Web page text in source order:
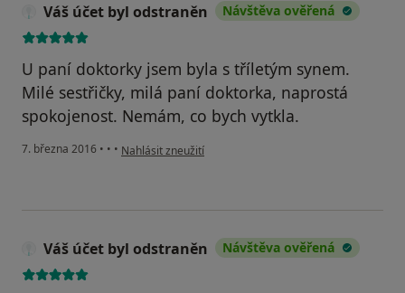
Váš účet byl odstraněn Návštěva ověřená
U paní doktorky jsem byla s tříletým synem.
Milé sestřičky, milá paní doktorka, naprostá
spokojenost. Nemám, co bych vytkla.
7. března 2016 • • • podle názoru uživatele Váš účet byl odstraněn
Nahlásit zneužití
Váš účet byl odstraněn Návštěva ověřená